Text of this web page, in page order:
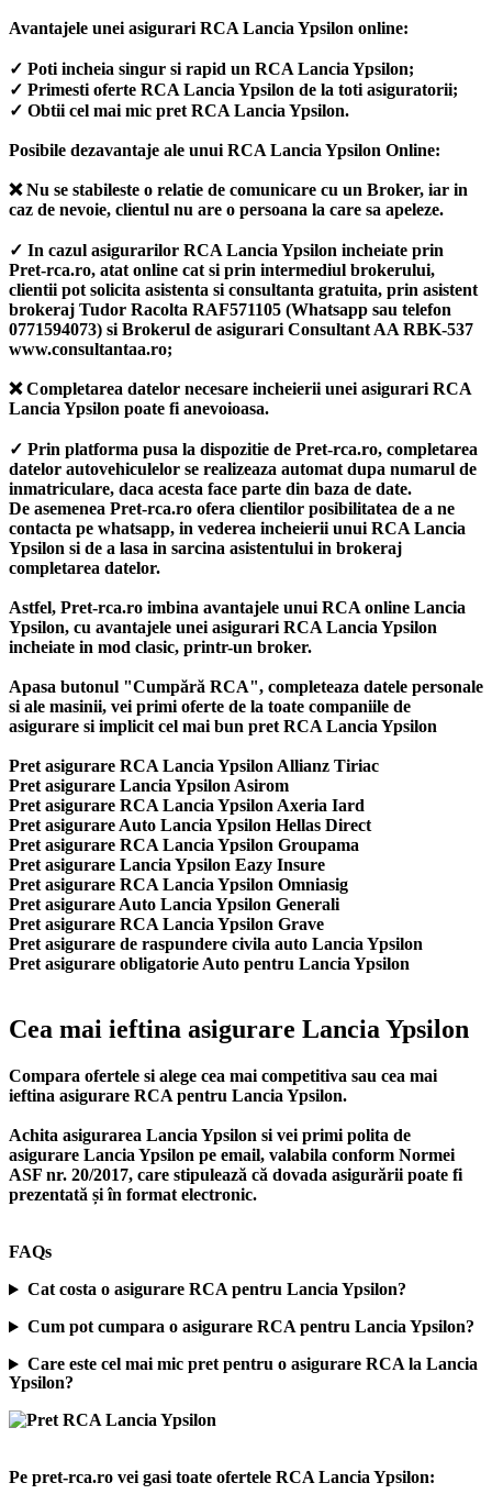
Avantajele unei asigurari RCA Lancia Ypsilon online:
✓ Poti incheia singur si rapid un RCA Lancia Ypsilon;
✓ Primesti oferte RCA Lancia Ypsilon de la toti asiguratorii;
✓ Obtii cel mai mic pret RCA Lancia Ypsilon.
Posibile dezavantaje ale unui RCA Lancia Ypsilon Online:
❌ Nu se stabileste o relatie de comunicare cu un Broker, iar in
caz de nevoie, clientul nu are o persoana la care sa apeleze.
✓ In cazul asigurarilor RCA Lancia Ypsilon incheiate prin
Pret-rca.ro, atat online cat si prin intermediul brokerului,
clientii pot solicita asistenta si consultanta gratuita, prin asistent
brokeraj Tudor Racolta RAF571105 (Whatsapp sau telefon
0771594073) si Brokerul de asigurari Consultant AA RBK-537
www.consultantaa.ro;
❌ Completarea datelor necesare incheierii unei asigurari RCA
Lancia Ypsilon poate fi anevoioasa.
✓ Prin platforma pusa la dispozitie de Pret-rca.ro, completarea
datelor autovehiculelor se realizeaza automat dupa numarul de
inmatriculare, daca acesta face parte din baza de date.
De asemenea Pret-rca.ro ofera clientilor posibilitatea de a ne
contacta pe whatsapp, in vederea incheierii unui RCA Lancia
Ypsilon si de a lasa in sarcina asistentului in brokeraj
completarea datelor.
Astfel, Pret-rca.ro imbina avantajele unui RCA online Lancia
Ypsilon, cu avantajele unei asigurari RCA Lancia Ypsilon
incheiate in mod clasic, printr-un broker.
Apasa butonul "Cumpără RCA", completeaza datele personale
si ale masinii, vei primi oferte de la toate companiile de
asigurare si implicit cel mai bun pret RCA Lancia Ypsilon
Pret asigurare RCA Lancia Ypsilon Allianz Tiriac
Pret asigurare Lancia Ypsilon Asirom
Pret asigurare RCA Lancia Ypsilon Axeria Iard
Pret asigurare Auto Lancia Ypsilon Hellas Direct
Pret asigurare RCA Lancia Ypsilon Groupama
Pret asigurare Lancia Ypsilon Eazy Insure
Pret asigurare RCA Lancia Ypsilon Omniasig
Pret asigurare Auto Lancia Ypsilon Generali
Pret asigurare RCA Lancia Ypsilon Grave
Pret asigurare de raspundere civila auto Lancia Ypsilon
Pret asigurare obligatorie Auto pentru Lancia Ypsilon
Cea mai ieftina asigurare Lancia Ypsilon
Compara ofertele si alege cea mai competitiva sau cea mai
ieftina asigurare RCA pentru Lancia Ypsilon.
Achita asigurarea Lancia Ypsilon si vei primi polita de
asigurare Lancia Ypsilon pe email, valabila conform Normei
ASF nr. 20/2017, care stipulează că dovada asigurării poate fi
prezentată și în format electronic.
FAQs
Cat costa o asigurare RCA pentru Lancia Ypsilon?
Cum pot cumpara o asigurare RCA pentru Lancia Ypsilon?
Care este cel mai mic pret pentru o asigurare RCA la Lancia
Ypsilon?
Pe pret-rca.ro vei gasi toate ofertele RCA Lancia Ypsilon: